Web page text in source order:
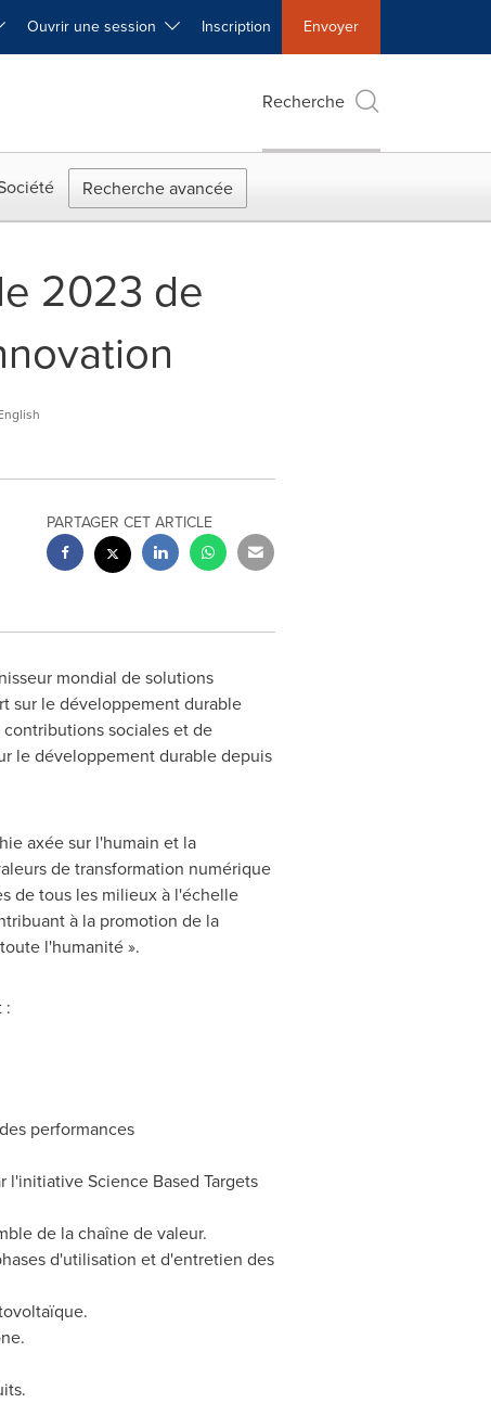
Ouvrir une session Inscription Envoyer
Recherche
Recherche avancée
2023 de
PARTAGER CET ARTICLE
mondial de solutions
sur le développement durable
sociales et de
le développement durable depuis
axée sur l'humain et la
de transformation numérique
de tous les milieux à l'échelle
à la promotion de la
l'humanité ».
:
performances
Science Based Targets
de la chaîne de valeur.
d'utilisation et d'entretien des